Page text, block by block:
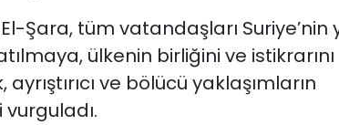
Şara, tüm vatandaşları Suriye’nin
ülkenin birliğini ve
ve bölücü yaklaşımların